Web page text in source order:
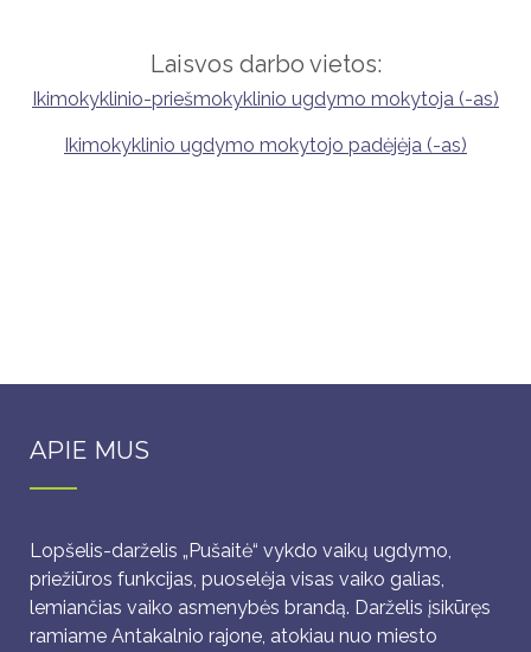
Laisvos darbo vietos:
Ikimokyklinio-priešmokyklinio ugdymo mokytoja (-as)
Ikimokyklinio ugdymo mokytojo padėjėja (-as)
APIE MUS
Lopšelis-darželis „Pušaitė“ vykdo vaikų ugdymo,
priežiūros funkcijas, puoselėja visas vaiko galias,
lemiančias vaiko asmenybės brandą. Darželis įsikūręs
ramiame Antakalnio rajone, atokiau nuo miesto